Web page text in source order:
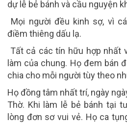
dự lễ bẻ bánh và cầu nguyện
Mọi người đều kinh sợ, vì
điềm thiêng dấu lạ.
Tất cả các tín hữu hợp nhất
làm của chung. Họ đem bán
chia cho mỗi người tùy theo
Họ đồng tâm nhất trí, ngày
Thờ. Khi làm lễ bẻ bánh tại
lòng đơn sơ vui vẻ. Họ ca